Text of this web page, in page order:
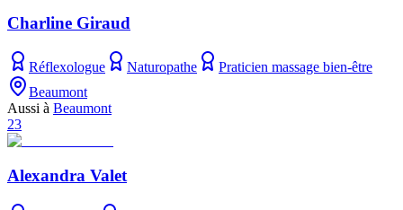
Charline Giraud
Réflexologue Naturopathe
Praticien massage bien-être
Beaumont
Aussi à Beaumont
23
Alexandra Valet